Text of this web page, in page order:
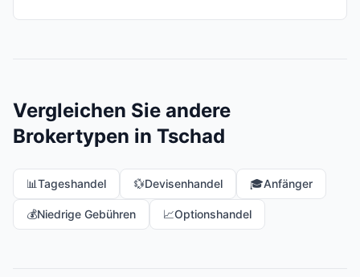
Vergleichen Sie andere
Brokertypen in Tschad
📊Tageshandel 💱Devisenhandel 🎓Anfänger
💰Niedrige Gebühren 📈Optionshandel